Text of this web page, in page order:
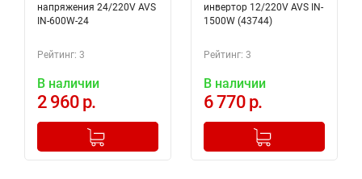
напряжения 24/220V AVS
IN-600W-24
Рейтинг: 3
В наличии
2 960 р.
+
Добавлено в корзину
инвертор 12/220V AVS IN-
1500W (43744)
Рейтинг: 3
В наличии
6 770 р.
+
Добавлено в корзину